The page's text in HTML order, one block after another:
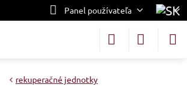
Panel používateľa
rekuperačné jednotky